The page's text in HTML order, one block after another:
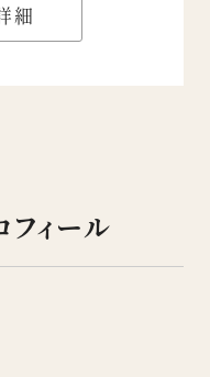
細
フィール